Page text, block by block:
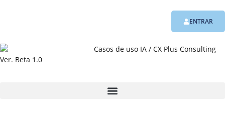
ENTRAR
Ver. Beta 1.0